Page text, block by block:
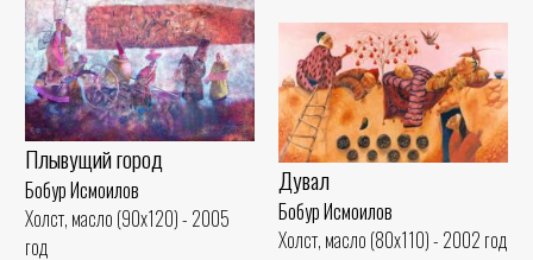
Плывущий город
Бобур Исмоилов
Холст, масло (90x120) - 2005
год
Дувал
Бобур Исмоилов
Холст, масло (80x110) - 2002 год